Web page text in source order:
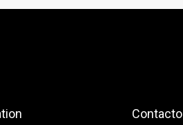
Contacto